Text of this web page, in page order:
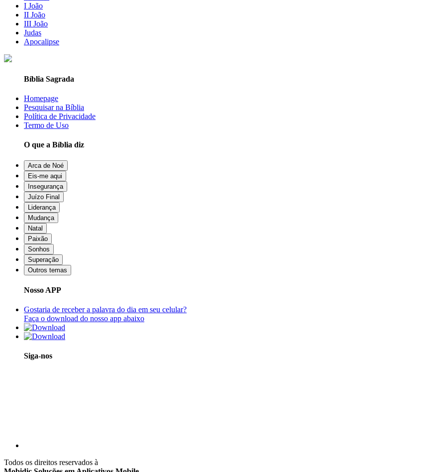
I João
II João
III João
Judas
Apocalipse
Bíblia Sagrada
Homepage
Pesquisar na Bíblia
Política de Privacidade
Termo de Uso
O que a Bíblia diz
Arca de Noé
Eis-me aqui
Insegurança
Juízo Final
Liderança
Mudança
Natal
Paixão
Sonhos
Superação
Outros temas
Nosso APP
Gostaria de receber a palavra do dia em seu celular?
Faça o download do nosso app abaixo
Siga-nos
Todos os direitos reservados à